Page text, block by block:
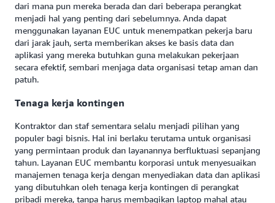
dari mana pun mereka berada dan dari beberapa perangkat
menjadi hal yang penting dari sebelumnya. Anda dapat
menggunakan layanan EUC untuk menempatkan pekerja baru
dari jarak jauh, serta memberikan akses ke basis data dan
aplikasi yang mereka butuhkan guna melakukan pekerjaan
secara efektif, sembari menjaga data organisasi tetap aman dan
patuh.
Tenaga kerja kontingen
Kontraktor dan staf sementara selalu menjadi pilihan yang
populer bagi bisnis. Hal ini berlaku terutama untuk organisasi
yang permintaan produk dan layanannya berfluktuasi sepanjang
tahun. Layanan EUC membantu korporasi untuk menyesuaikan
manajemen tenaga kerja dengan menyediakan data dan aplikasi
yang dibutuhkan oleh tenaga kerja kontingen di perangkat
pribadi mereka, tanpa harus membagikan laptop mahal atau